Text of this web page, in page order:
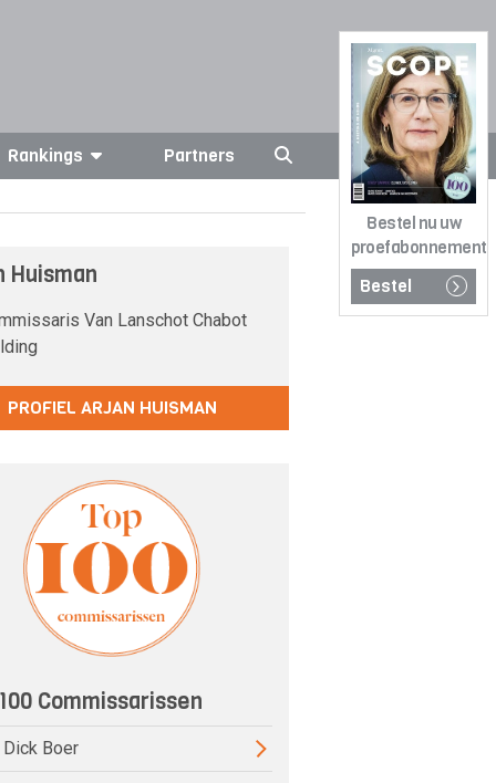
Bestel nu uw
proefabonnement
Bestel
Rankings Partners
Huisman
Van Lanschot Chabot
PROFIEL ARJAN HUISMAN
Commissarissen
Dick Boer